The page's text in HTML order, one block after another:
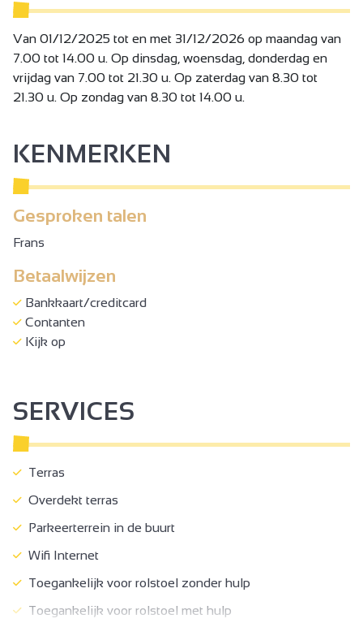
Van 01/12/2025 tot en met 31/12/2026 op maandag van
7.00 tot 14.00 u. Op dinsdag, woensdag, donderdag en
vrijdag van 7.00 tot 21.30 u. Op zaterdag van 8.30 tot
21.30 u. Op zondag van 8.30 tot 14.00 u.
KENMERKEN
Gesproken talen
Frans
Betaalwijzen
Bankkaart/creditcard
Contanten
Kijk op
SERVICES
Terras
Overdekt terras
Parkeerterrein in de buurt
Wifi Internet
Toegankelijk voor rolstoel zonder hulp
Toegankelijk voor rolstoel met hulp